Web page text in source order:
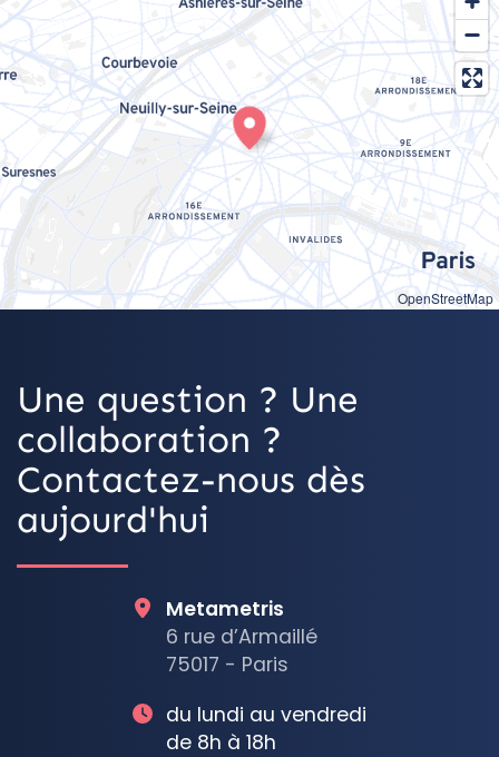
OpenStreetMap
Une question ? Une
collaboration ?
Contactez-nous dès
aujourd'hui
Metametris
6 rue d’Armaillé
75017 - Paris
du lundi au vendredi
de 8h à 18h